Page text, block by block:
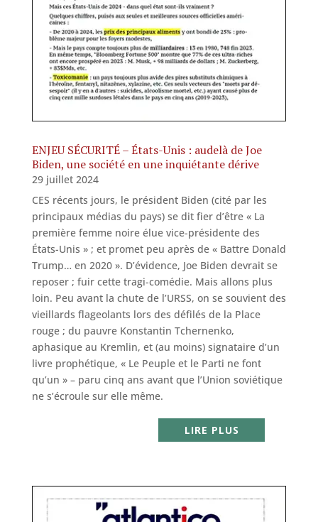
ENJEU SÉCURITÉ – États-Unis : audelà de Joe
Biden, une société en une inquiétante dérive
29 juillet 2024
CES récents jours, le président Biden (cité par les
principaux médias du pays) se dit fier d’être « La
première femme noire élue vice-présidente des
États-Unis » ; et promet peu après de « Battre Donald
Trump… en 2020 ». D’évidence, Joe Biden devrait se
reposer ; fuir cette tragi-comédie. Mais allons plus
loin. Peu avant la chute de l’URSS, on se souvient des
vieillards flageolants lors des défilés de la Place
rouge ; du pauvre Konstantin Tchernenko,
aphasique au Kremlin, et (au moins) signataire d’un
livre prophétique, « Le Peuple et le Parti ne font
qu’un » – paru cinq ans avant que l’Union soviétique
ne s’écroule sur elle même.
LIRE PLUS